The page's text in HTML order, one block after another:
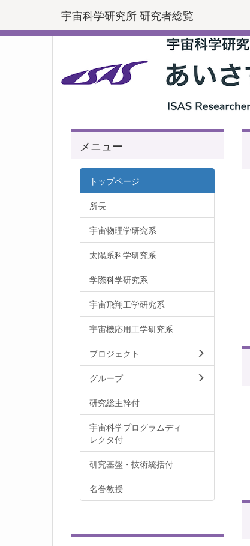
宇宙科学研究所 研究者総覧
メニュー
トップページ
所長
宇宙物理学研究系
太陽系科学研究系
学際科学研究系
宇宙飛翔工学研究系
宇宙機応用工学研究系
プロジェクト
グループ
研究総主幹付
宇宙科学プログラムディ
レクタ付
研究基盤・技術統括付
名誉教授